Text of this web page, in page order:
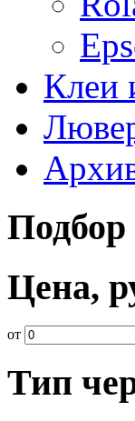
Клеи
Подбор
Цена,
от
Тип